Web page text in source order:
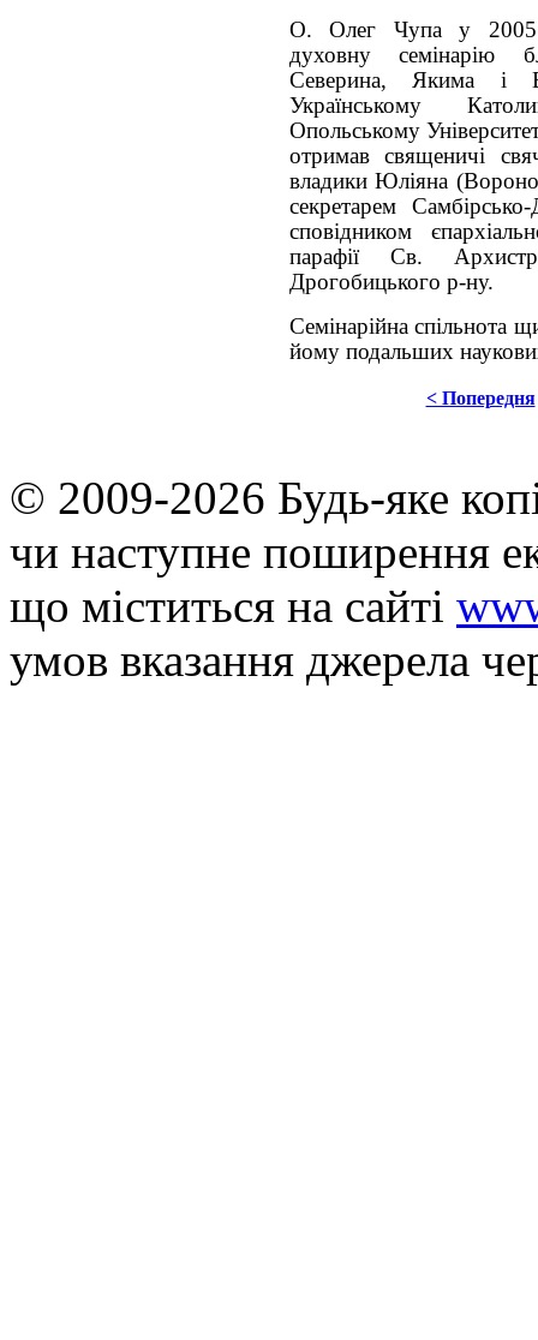
О. Олег Чупа у 2005
духовну семінарію
Северина, Якима і
Українському
Опольському
отримав священичі
владики Юліяна
секретарем
сповідником
парафії Св.
Дрогобицького р-ну.
Семінарійна спільнота
йому подальших
< Попередня
© 2009-2026 Будь-яке
чи наступне поширення
що мiститься на сайті
умов вказання джерела